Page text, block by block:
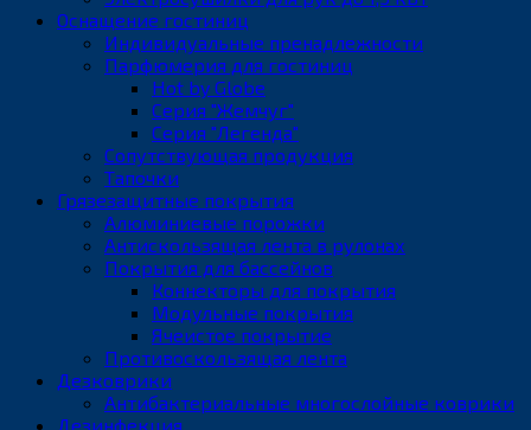
Оснащение гостиниц
Индивидуальные пренадлежности
Парфюмерия для гостиниц
Hot by Globe
Серия "Жемчуг"
Серия "Легенда"
Сопутствующая продукция
Тапочки
Грязезащитные покрытия
Алюминиевые порожки
Антискользящая лента в рулонах
Покрытия для бассейнов
Коннекторы для покрытия
Модульные покрытия
Ячеистое покрытие
Противоскользящая лента
Дезковрики
Антибактериальные многослойные коврики
Дезинфекция